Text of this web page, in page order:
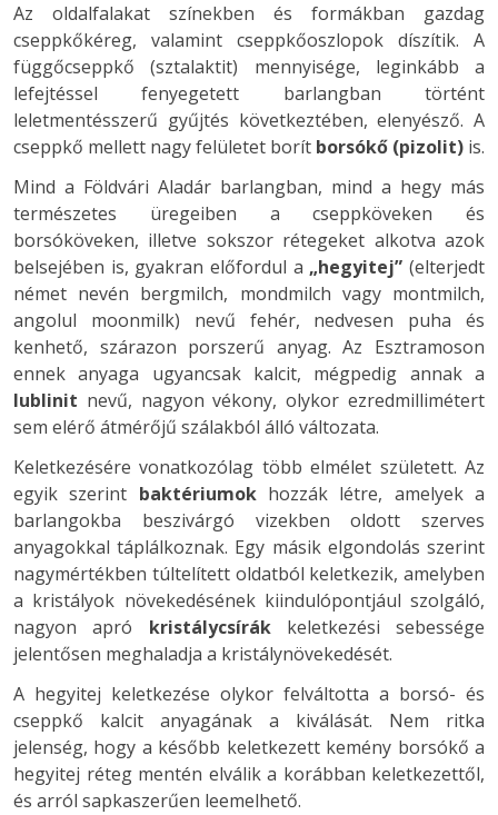
Az oldalfalakat színekben és formákban gazdag
cseppkőkéreg, valamint cseppkőoszlopok díszítik. A
függőcseppkő (sztalaktit) mennyisége, leginkább a
lefejtéssel fenyegetett barlangban történt
leletmentésszerű gyűjtés következtében, elenyésző. A
cseppkő mellett nagy felületet borít borsókő (pizolit) is.
Mind a Földvári Aladár barlangban, mind a hegy más
természetes üregeiben a cseppköveken és
borsóköveken, illetve sokszor rétegeket alkotva azok
belsejében is, gyakran előfordul a„hegyitej” (elterjedt
német nevén bergmilch, mondmilch vagy montmilch,
angolul moonmilk) nevű fehér, nedvesen puha és
kenhető, szárazon porszerű anyag. Az Esztramoson
ennek anyaga ugyancsak kalcit, mégpedig annak a
lublinit nevű, nagyon vékony, olykor ezredmillimétert
sem elérő átmérőjű szálakból álló változata.
Keletkezésére vonatkozólag több elmélet született. Az
egyik szerint baktériumokhozzák létre, amelyek a
barlangokba beszivárgó vizekben oldott szerves
anyagokkal táplálkoznak. Egy másik elgondolás szerint
nagymértékben túltelített oldatból keletkezik, amelyben
a kristályok növekedésének kiindulópontjául szolgáló,
nagyon apró kristálycsírákkeletkezési sebessége
jelentősen meghaladja a kristálynövekedését.
A hegyitej keletkezése olykor felváltotta a borsó- és
cseppkő kalcit anyagának a kiválását. Nem ritka
jelenség, hogy a később keletkezett kemény borsókő a
hegyitej réteg mentén elválik a korábban keletkezettől,
és arról sapkaszerűen leemelhető.